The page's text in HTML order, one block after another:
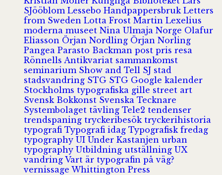
SJööblom Lessebo Handpappersbruk Letters
from Sweden Lotta Frost Martin Lexelius
moderna museet Nina Ulmaja Norge Olafur
Eliasson Örjan Nordling Örjan Norling
Pangea Parasto Backman post pris resa
Rönnells Antikvariat sammankomst
seminarium Show and Tell SJ stad
stadsvandring STG STG Google kalender
Stockholms typografiska gille street art
Svensk Bokkonst Svenska Tecknare
Systembolaget tävling Tele2 tendenser
trendspaning tryckeribesök tryckerihistoria
typografi Typografi idag Typografisk fredag
typography UI Under Kastanjen urban
typography Utbildning utställning UX
vandring Vart är typografin på väg?
vernissage Whittington Press